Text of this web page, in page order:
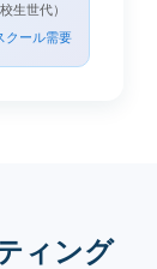
生世代）
クール需要
ィング